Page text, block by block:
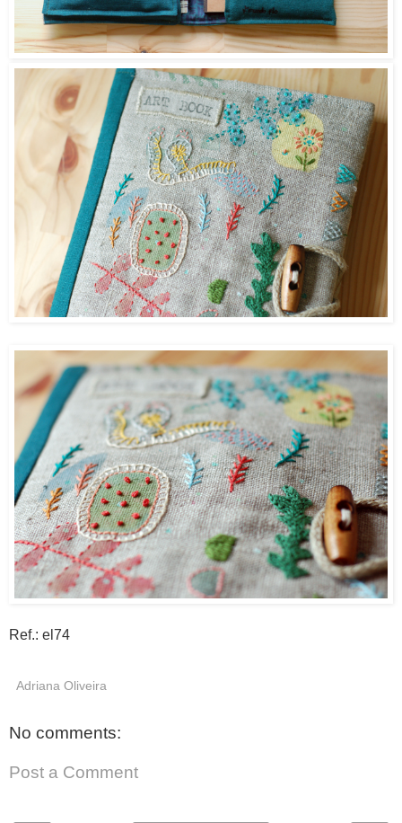
Ref.: el74
Adriana Oliveira
No comments:
Post a Comment